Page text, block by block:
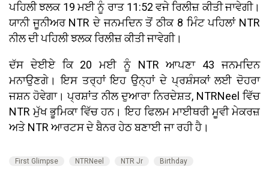
ਪਹਿਲੀ ਝਲਕ 19 ਮਈ ਨੂੰ ਰਾਤ 11:52 ਵਜੇ ਰਿਲੀਜ਼ ਕੀਤੀ ਜਾਵੇਗੀ।
ਯਾਨੀ ਜੂਨੀਅਰ NTR ਦੇ ਜਨਮਦਿਨ ਤੋਂ ਠੀਕ 8 ਮਿੰਟ ਪਹਿਲਾਂ NTR
ਨੀਲ ਦੀ ਪਹਿਲੀ ਝਲਕ ਰਿਲੀਜ਼ ਕੀਤੀ ਜਾਵੇਗੀ।
ਦੱਸ ਦੇਈਏ ਕਿ 20 ਮਈ ਨੂੰ NTR ਆਪਣਾ 43 ਜਨਮਦਿਨ
ਮਨਾਉਣਗੇ। ਇਸ ਤਰ੍ਹਾਂ ਇਹ ਉਨ੍ਹਾਂ ਦੇ ਪ੍ਰਸ਼ੰਸਕਾਂ ਲਈ ਦੋਹਰਾ
ਜਸ਼ਨ ਹੋਵੇਗਾ। ਪ੍ਰਸ਼ਾਂਤ ਨੀਲ ਦੁਆਰਾ ਨਿਰਦੇਸ਼ਤ, NTRNeel ਵਿੱਚ
NTR ਮੁੱਖ ਭੂਮਿਕਾ ਵਿੱਚ ਹਨ। ਇਹ ਫਿਲਮ ਮਾਈਥਰੀ ਮੂਵੀ ਮੇਕਰਜ਼
ਅਤੇ NTR ਆਰਟਸ ਦੇ ਬੈਨਰ ਹੇਠ ਬਣਾਈ ਜਾ ਰਹੀ ਹੈ।
First Glimpse NTRNeel NTR Jr Birthday